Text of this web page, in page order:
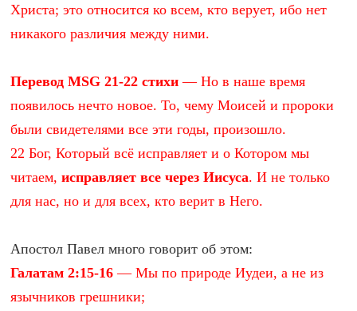
Христа; это относится ко всем, кто верует, ибо нет
никакого различия между ними.
Перевод MSG 21-22 стихи — Но в наше время
появилось нечто новое. То, чему Моисей и пророки
были свидетелями все эти годы, произошло.
22 Бог, Который всё исправляет и о Котором мы
читаем,исправляет все через Иисуса. И не только
для нас, но и для всех, кто верит в Него.
Апостол Павел много говорит об этом:
Галатам 2:15-16 — Мы по природе Иудеи, а не из
язычников грешники;